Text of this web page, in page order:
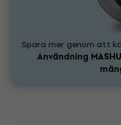
Spara mer genom att
Användning